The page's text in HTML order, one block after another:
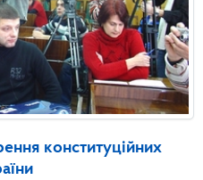
конституційних